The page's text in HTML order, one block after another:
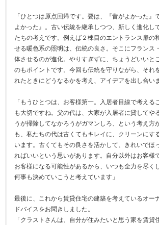
「ひとつは原点回帰です。要は、『昔がよかった』
よかった』。古い伝統を継承しつつ、新しく進化し
たちの考えです。例えば２棟目のエントランス扉の
せる暖色系の照明は、伝統の良さ。そこにフランス
体させるのが進化。やりすぎずに、ちょうどいいと
のもポイントです。今回も伝統を守りながら、それ
れたときにどうなるかを考え、アイデアを出し合い
「もうひとつは、お客様第一。入居者目線で考える
も大切ですね。父の代は、大家が入居者に貸してや
うが掃除してなかろうがガマンしろ、という考え方
も、私たちの代は古くてもキレイに、クリーンにす
います。古くてもその良さを活かして、きれいでほ
ればいいという思いがあります。自分以外はお客様
お客様になる可能性があるから、いつも全力を尽く
何事も決めていこうと考えています」
最後に、これから賃貸住宅の建築を考えているオー
ドバイスをお聞きしました。
「クラストさんは、自分が住みたいと思う家を賃貸